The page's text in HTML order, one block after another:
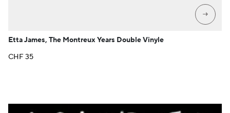
→
Etta James, The Montreux Years Double Vinyle
CHF35